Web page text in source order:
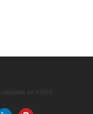
versado en estilo